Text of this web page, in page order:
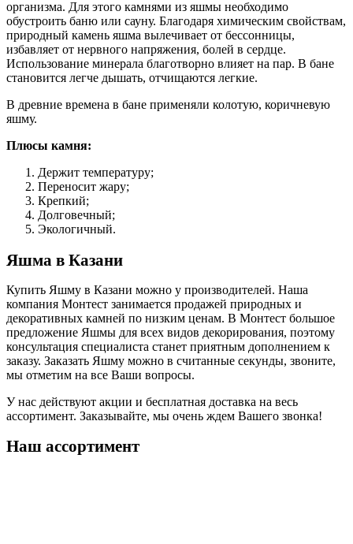
организма. Для этого камнями из яшмы необходимо
обустроить баню или сауну. Благодаря химическим свойствам,
природный камень яшма вылечивает от бессонницы,
избавляет от нервного напряжения, болей в сердце.
Использование минерала благотворно влияет на пар. В бане
становится легче дышать, отчищаются легкие.
В древние времена в бане применяли колотую, коричневую
яшму.
Плюсы камня:
Держит температуру;
Переносит жару;
Крепкий;
Долговечный;
Экологичный.
Яшма в Казани
Купить Яшму в Казани можно у производителей. Наша
компания Монтест занимается продажей природных и
декоративных камней по низким ценам. В Монтест большое
предложение Яшмы для всех видов декорирования, поэтому
консультация специалиста станет приятным дополнением к
заказу. Заказать Яшму можно в считанные секунды, звоните,
мы отметим на все Ваши вопросы.
У нас действуют акции и бесплатная доставка на весь
ассортимент. Заказывайте, мы очень ждем Вашего звонка!
Наш ассортимент